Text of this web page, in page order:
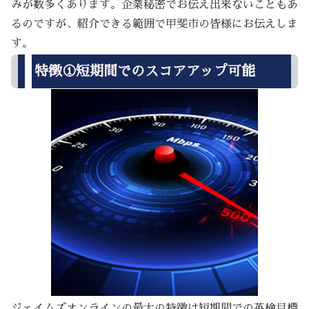
みが数多くあります。企業秘密でお伝え出来ないこともあ
るのですが、紹介できる範囲で甲斐市の皆様にお伝えしま
す。
特徴①短期間でのスコアアップ可能